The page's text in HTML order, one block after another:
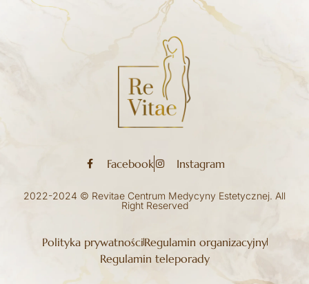
Facebook Instagram
2022-2024 © Revitae Centrum Medycyny Estetycznej. All
Right Reserved
Polityka prywatnościRegulamin organizacyjny
Regulamin teleporady